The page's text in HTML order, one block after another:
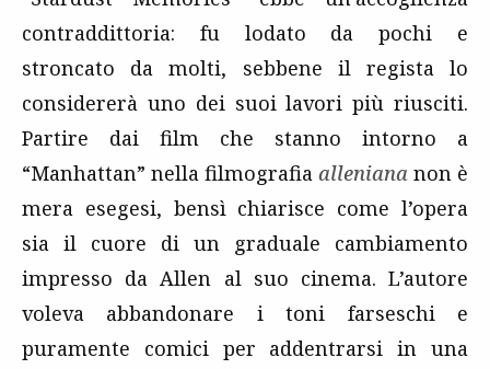
contraddittoria: fu lodato da pochi e
stroncato da molti, sebbene il regista lo
considererà uno dei suoi lavori più riusciti.
Partire dai film che stanno intorno a
“Manhattan” nella filmografia alleniana non è
mera esegesi, bensì chiarisce come l’opera
sia il cuore di un graduale cambiamento
impresso da Allen al suo cinema. L’autore
voleva abbandonare i toni farseschi e
puramente comici per addentrarsi in una